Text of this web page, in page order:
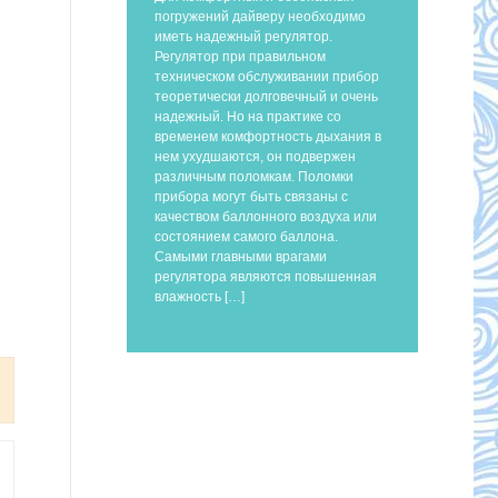
погружений дайверу необходимо
иметь надежный регулятор.
Регулятор при правильном
техническом обслуживании прибор
теоретически долговечный и очень
надежный. Но на практике со
временем комфортность дыхания в
нем ухудшаются, он подвержен
различным поломкам. Поломки
прибора могут быть связаны с
качеством баллонного воздуха или
состоянием самого баллона.
Самыми главными врагами
регулятора являются повышенная
влажность […]